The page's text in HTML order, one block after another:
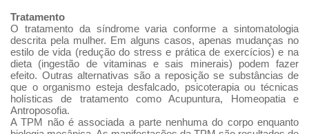
Tratamento
O tratamento da síndrome varia conforme a sintomatologia
descrita pela mulher. Em alguns casos, apenas mudanças no
estilo de vida (redução do stress e prática de exercícios) e na
dieta (ingestão de vitaminas e sais minerais) podem fazer
efeito. Outras alternativas são a reposição se substâncias de
que o organismo esteja desfalcado, psicoterapia ou técnicas
holísticas de tratamento como Acupuntura, Homeopatia e
Antroposofia.
A TPM não é associada a parte nenhuma do corpo enquanto